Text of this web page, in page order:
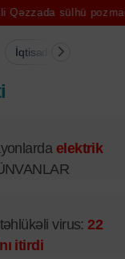
pozmaqda ittiham
İqtisadiyyat
elektrik
virus:22
itirdi